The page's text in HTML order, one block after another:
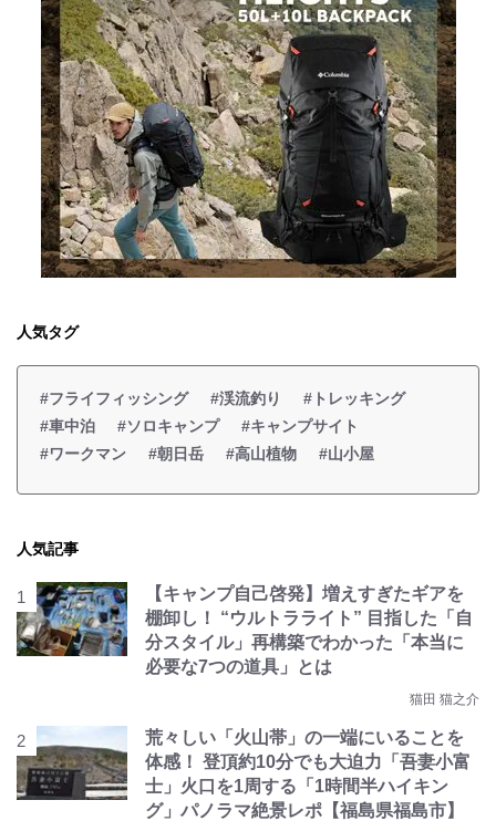
人気タグ
#フライフィッシング #渓流釣り
#トレッキング
#車中泊
#ソロキャンプ
#キャンプサイト
#ワークマン
#朝日岳 #高山植物 #山小屋
人気記事
【キャンプ自己啓発】増えすぎたギアを
棚卸し！ “ウルトラライト” 目指した「自
分スタイル」再構築でわかった「本当に
必要な7つの道具」とは
猫田 猫之介
荒々しい「火山帯」の一端にいることを
体感！ 登頂約10分でも大迫力「吾妻小富
士」火口を1周する「1時間半ハイキン
グ」パノラマ絶景レポ【福島県福島市】